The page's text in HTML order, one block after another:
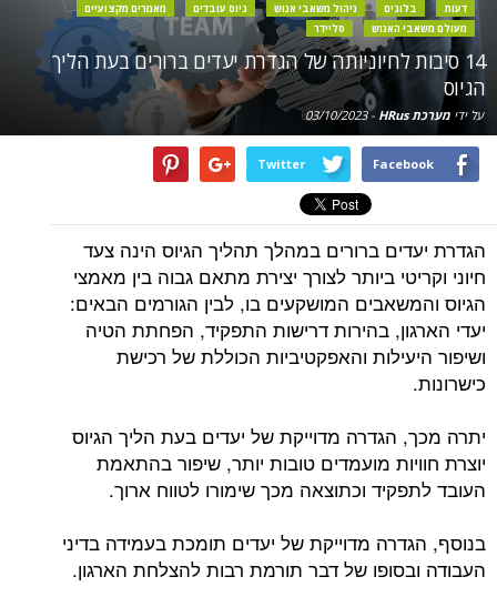
דעות בלוגים ניהול משאבי אנוש גיוס עובדים
מאמרים מקצועיים
מעולם משאבי האנוש
סליידר
14 סיבות לחיוניותה של הגדרת יעדים ברורים בעת הליך
הגיוס
על ידי מערכת HRus -
03/10/2023
Facebook
Twitter
הגדרת יעדים ברורים במהלך תהליך הגיוס הינה צעד
חיוני וקריטי ביותר לצורך יצירת מתאם גבוה בין מאמצי
הגיוס והמשאבים המושקעים בו, לבין הגורמים הבאים:
יעדי הארגון, בהירות דרישות התפקיד, הפחתת הטיה
ושיפור היעילות והאפקטיביות הכוללת של רכישת
כישרונות.
יתרה מכך, הגדרה מדוייקת של יעדים בעת הליך הגיוס
יוצרת חוויות מועמדים טובות יותר, שיפור בהתאמת
העובד לתפקיד וכתוצאה מכך שימורו לטווח ארוך.
בנוסף, הגדרה מדוייקת של יעדים תומכת בעמידה בדיני
העבודה ובסופו של דבר תורמת רבות להצלחת הארגון.